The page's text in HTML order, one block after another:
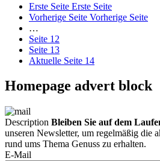
Erste Seite Erste Seite
Vorherige Seite Vorherige Seite
…
Seite 12
Seite 13
Aktuelle Seite 14
Homepage advert block
Description Bleiben Sie auf dem
unseren Newsletter, um regelmäßig die
rund ums Thema Genuss zu erhalten.
E-Mail